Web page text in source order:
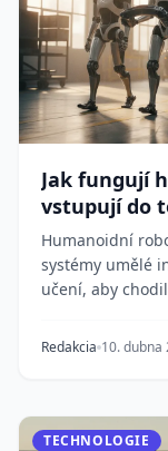
Jak fungují
vstupují do
Humanoidní
systémy umělé
učení, aby
Redakcia 10. dubna
TECHNOLOGIE